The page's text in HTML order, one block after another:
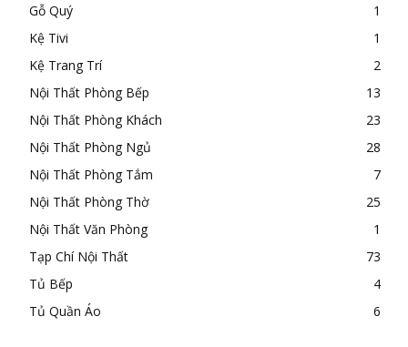
Gỗ Quý
1
Kệ Tivi
1
Kệ Trang Trí
2
Nội Thất Phòng Bếp
13
Nội Thất Phòng Khách
23
Nội Thất Phòng Ngủ
28
Nội Thất Phòng Tắm
7
Nội Thất Phòng Thờ
25
Nội Thất Văn Phòng
1
Tạp Chí Nội Thất
73
Tủ Bếp
4
Tủ Quần Áo
6